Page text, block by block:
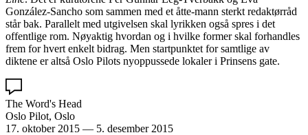
González-Sancho som sammen med et åtte-mann sterkt redaktørråd
står bak. Parallelt med utgivelsen skal lyrikken også spres i det
offentlige rom. Nøyaktig hvordan og i hvilke former skal forhandles
frem for hvert enkelt bidrag. Men startpunktet for samtlige av
diktene er altså Oslo Pilots nyoppussede lokaler i Prinsens gate.
The Word's Head
Oslo Pilot, Oslo
17. oktober 2015 — 5. desember 2015